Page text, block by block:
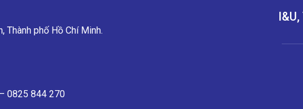
Thành phố Hồ Chí Minh.
0825 844 270